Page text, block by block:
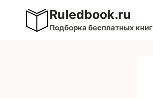
Перейти
содержимому
Ruledbook.ru
Подборка бесплатных книг